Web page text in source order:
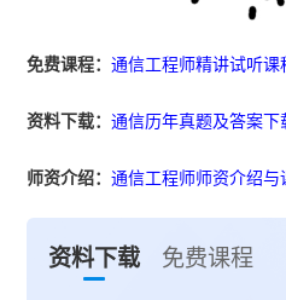
免费课程：通信工程师精讲试听课
资料下载：通信历年真题及答案下
师资介绍：通信工程师师资介绍与
资料下载 免费课程